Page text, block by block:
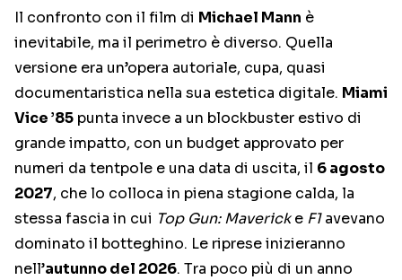
Il confronto con il film di Michael Mann è
inevitabile, ma il perimetro è diverso. Quella
versione era un’opera autoriale, cupa, quasi
documentaristica nella sua estetica digitale. Miami
Vice ’85 punta invece a un blockbuster estivo di
grande impatto, con un budget approvato per
numeri da tentpole e una data di uscita, il 6 agosto
2027, che lo colloca in piena stagione calda, la
stessa fascia in cui Top Gun: Mavericke F1avevano
dominato il botteghino. Le riprese inizieranno
nell’autunno del 2026. Tra poco più di un anno